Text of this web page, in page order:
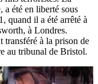
a été en liberté sous
quand il a été arrêté à
à Londres.
transféré à la prison de
au tribunal de Bristol.